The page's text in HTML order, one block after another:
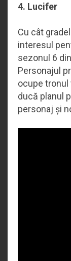
4. Lucifer
Cu cât
interesul
sezonul 6
Personajul
ocupe tronul
ducă planul
personaj și